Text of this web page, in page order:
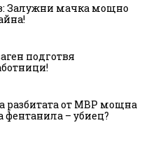
Залужни мачка мощно
подготвя
разбитата от МВР мощна
фентанила – убиец?